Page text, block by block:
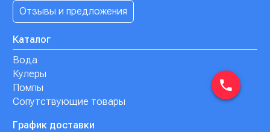
Отзывы и предложения
Каталог
Вода
Кулеры
Помпы
Сопутствующие товары
График доставки